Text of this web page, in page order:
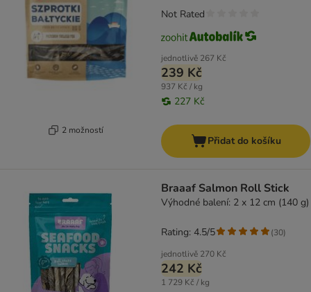
2 možností
jednotlivě 267 Kč
239 Kč
937 Kč / kg
227 Kč
Not Rated
Přidat do košíku
Braaaf Salmon Roll Stick
Výhodné balení: 2 x 12 cm (140 g)
jednotlivě 270 Kč
242 Kč
1 729 Kč / kg
Rating: 4.5/5 (30)